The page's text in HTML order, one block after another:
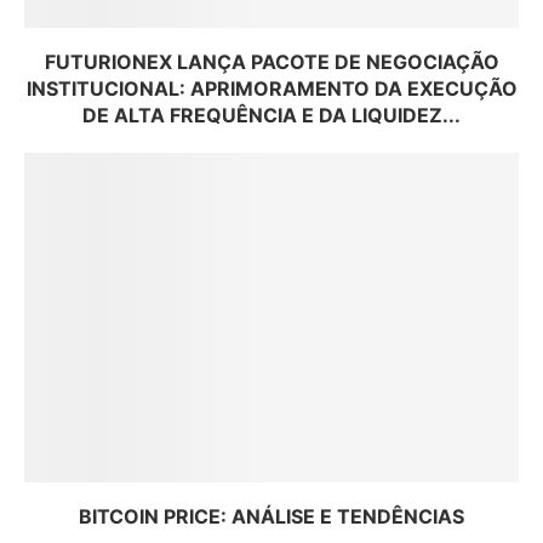
FUTURIONEX LANÇA PACOTE DE NEGOCIAÇÃO
INSTITUCIONAL: APRIMORAMENTO DA EXECUÇÃO
DE ALTA FREQUÊNCIA E DA LIQUIDEZ...
BITCOIN PRICE: ANÁLISE E TENDÊNCIAS